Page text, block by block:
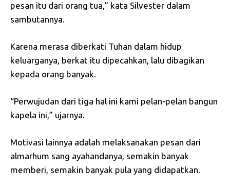
pesan itu dari orang tua,” kata Silvester dalam
sambutannya.
Karena merasa diberkati Tuhan dalam hidup
keluarganya, berkat itu dipecahkan, lalu dibagikan
kepada orang banyak.
“Perwujudan dari tiga hal ini kami pelan-pelan bangun
kapela ini,” ujarnya.
Motivasi lainnya adalah melaksanakan pesan dari
almarhum sang ayahandanya, semakin banyak
memberi, semakin banyak pula yang didapatkan.